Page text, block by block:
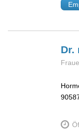
Dr.